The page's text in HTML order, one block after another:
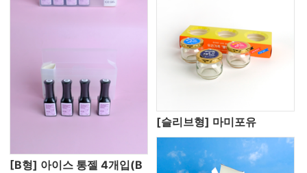
[B형] 아이스 통젤 4개입(B
[슬리브형] 마미포유